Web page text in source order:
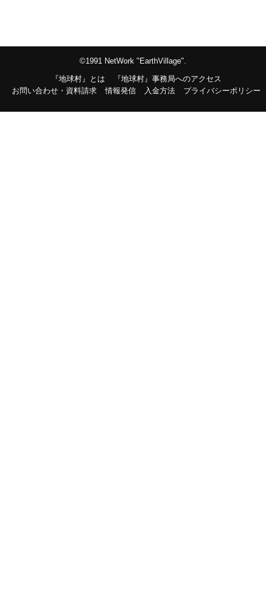
©1991 NetWork "EarthVillage".
『地球村』とは
『地球村』事務局へのアクセス
お問い合わせ・資料請求
情報発信 入金方法 プライバシーポリシー